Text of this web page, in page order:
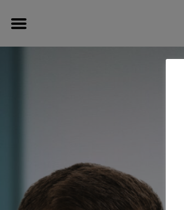
Über mich
Über tecis
Immobilienfinanzierung
Investment